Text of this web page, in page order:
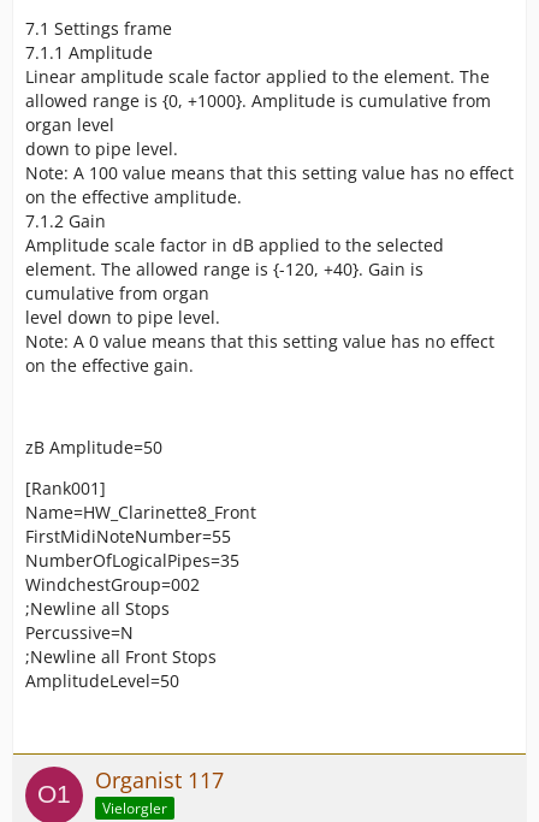
7.1 Settings frame
7.1.1 Amplitude
Linear amplitude scale factor applied to the element. The
allowed range is {0, +1000}. Amplitude is cumulative from
organ level
down to pipe level.
Note: A 100 value means that this setting value has no effect
on the effective amplitude.
7.1.2 Gain
Amplitude scale factor in dB applied to the selected
element. The allowed range is {-120, +40}. Gain is
cumulative from organ
level down to pipe level.
Note: A 0 value means that this setting value has no effect
on the effective gain.
zB Amplitude=50
[Rank001]
Name=HW_Clarinette8_Front
FirstMidiNoteNumber=55
NumberOfLogicalPipes=35
WindchestGroup=002
;Newline all Stops
Percussive=N
;Newline all Front Stops
AmplitudeLevel=50
Organist 117
Vielorgler